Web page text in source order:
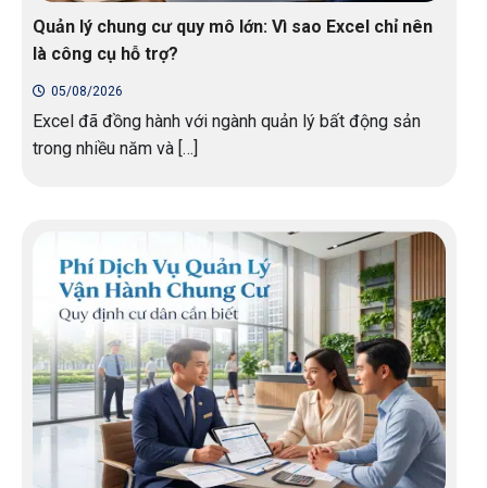
Quản lý chung cư quy mô lớn: Vì sao Excel chỉ nên
là công cụ hỗ trợ?
05/08/2026
Excel đã đồng hành với ngành quản lý bất động sản
trong nhiều năm và […]